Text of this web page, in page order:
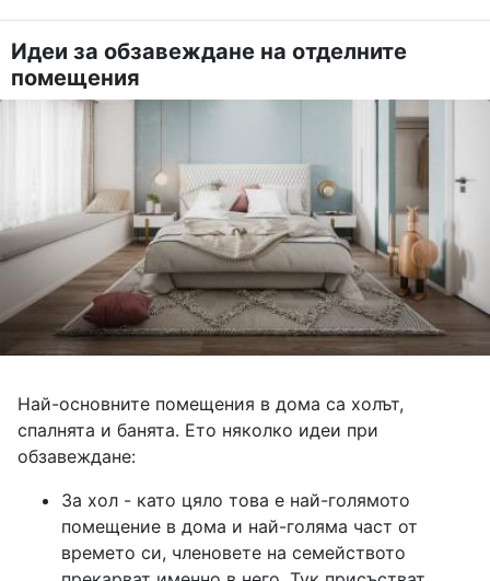
Идеи за обзавеждане на отделните
помещения
Най-основните помещения в дома са холът,
спалнята и банята. Ето няколко идеи при
обзавеждане:
За хол - като цяло това е най-голямото
помещение в дома и най-голяма част от
времето си, членовете на семейството